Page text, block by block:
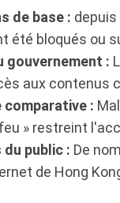
de base :
été bloqués ou
gouvernement :
aux contenus
comparative :
» restreint
public : De
de Hong